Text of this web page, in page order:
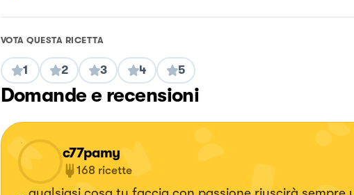
VOTA QUESTA RICETTA
1 2 3 4 5
Domande e recensioni
c77pamy
168 ricette